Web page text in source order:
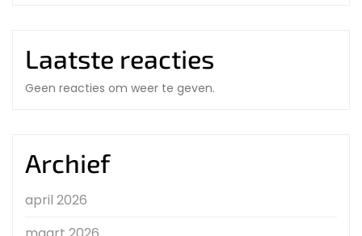
Laatste reacties
Geen reacties om weer te geven.
Archief
april 2026